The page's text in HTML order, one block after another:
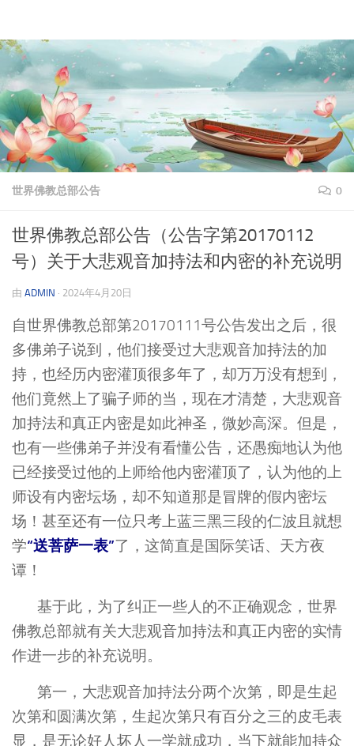
世界佛教总部公告 0
世界佛教总部公告（公告字第20170112
号）关于大悲观音加持法和内密的补充说明
由 ADMIN · 2024年4月20日
自世界佛教总部第20170111号公告发出之后，很
多佛弟子说到，他们接受过大悲观音加持法的加
持，也经历内密灌顶很多年了，却万万没有想到，
他们竟然上了骗子师的当，现在才清楚，大悲观音
加持法和真正内密是如此神圣，微妙高深。但是，
也有一些佛弟子并没有看懂公告，还愚痴地认为他
已经接受过他的上师给他内密灌顶了，认为他的上
师设有内密坛场，却不知道那是冒牌的假内密坛
场！甚至还有一位只考上蓝三黑三段的仁波且就想
学“送菩萨一表”了，这简直是国际笑话、天方夜
谭！
基于此，为了纠正一些人的不正确观念，世界
佛教总部就有关大悲观音加持法和真正内密的实情
作进一步的补充说明。
第一，大悲观音加持法分两个次第，即是生起
次第和圆满次第，生起次第只有百分之三的皮毛表
显，是无论好人坏人一学就成功，当下就能加持众